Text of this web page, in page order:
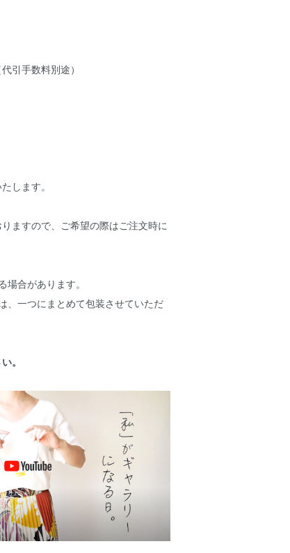
引手数料別途）
します。
ますので、ご希望の際はご注文時に
合があります。
、一つにまとめて包装させていただ
。